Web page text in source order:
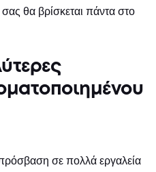
θα βρίσκεται πάντα στο
σε πολλά εργαλεία